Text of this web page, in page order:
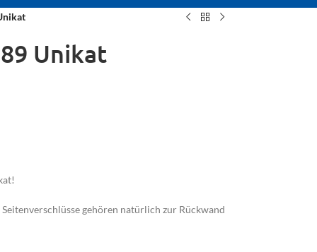
Unikat
gehören natürlich zur Rückwand